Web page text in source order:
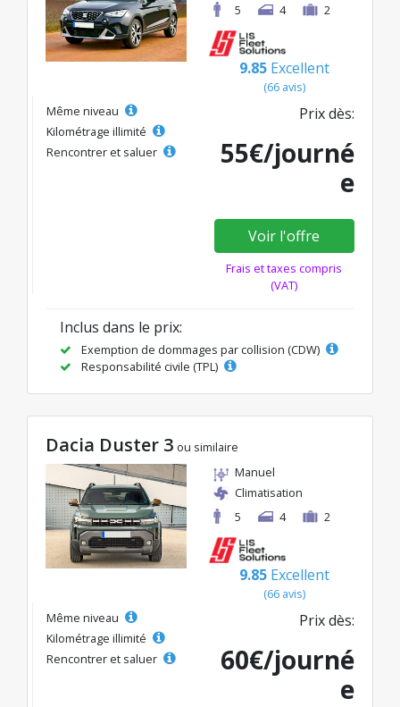
5
4 2
9.85 Excellent
(66 avis)
Même niveau
Kilométrage illimité
Rencontrer et saluer
Prix dès:
55€/journé
e
Voir l'offre
Frais et taxes compris
(VAT)
Inclus dans le prix:
Exemption de dommages par collision (CDW)
Responsabilité civile (TPL)
Dacia Duster 3 ou similaire
Manuel
Climatisation
5
4 2
9.85 Excellent
(66 avis)
Même niveau
Kilométrage illimité
Rencontrer et saluer
Prix dès:
60€/journé
e